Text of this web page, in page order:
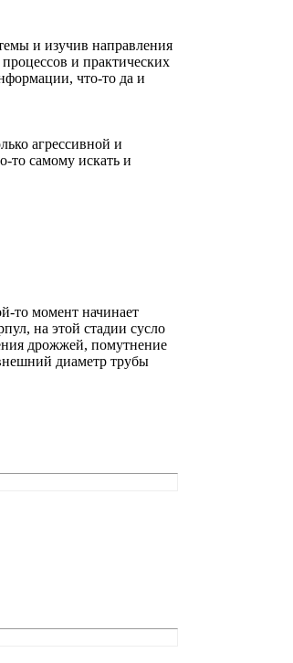
и изучив направления
и практических
что-то да и
агрессивной и
то самому искать и
то момент начинает
на этой стадии сусло
дрожжей, помутнение
диаметр трубы